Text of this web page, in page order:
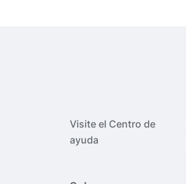
Visite el Centro de
ayuda